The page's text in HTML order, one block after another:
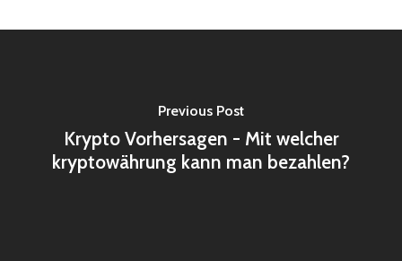
Previous Post
Krypto Vorhersagen - Mit welcher
kryptowährung kann man bezahlen?